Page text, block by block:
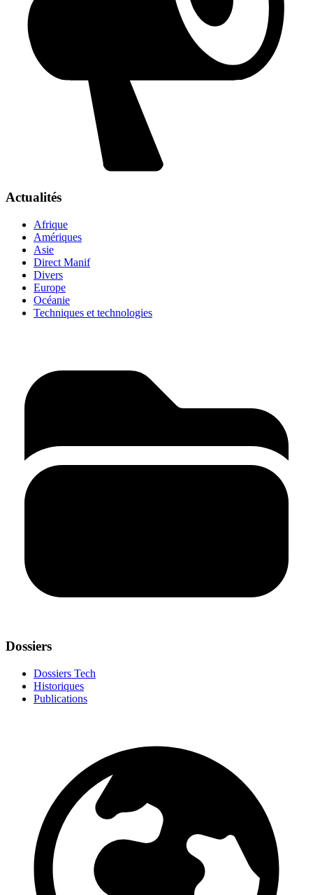
Actualités
Afrique
Amériques
Asie
Direct Manif
Divers
Europe
Océanie
Techniques et technologies
Dossiers
Dossiers Tech
Historiques
Publications